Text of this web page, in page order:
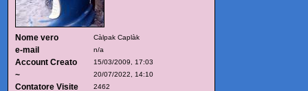
Nome vero Càlpak Caplàk
e-mail n/a
Account Creato 15/03/2009, 17:03
~ 20/07/2022, 14:10
Contatore Visite 2462